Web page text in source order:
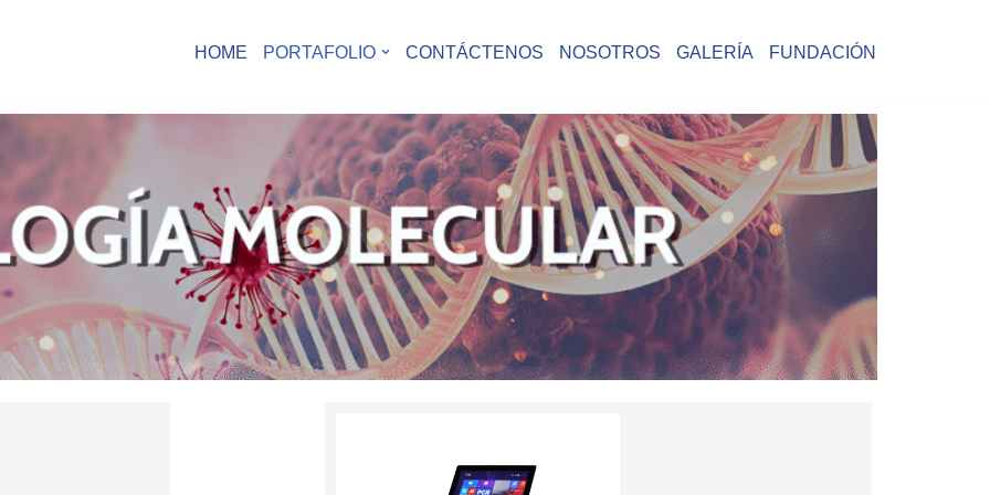
HOME PORTAFOLIO CONTÁCTENOS NOSOTROS GALERÍA FUNDACIÓN